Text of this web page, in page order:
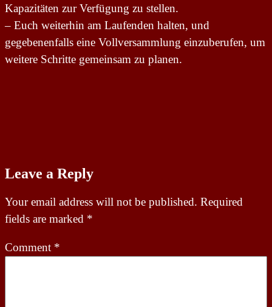
Kapazitäten zur Verfügung zu stellen.
– Euch weiterhin am Laufenden halten, und
gegebenenfalls eine Vollversammlung einzuberufen, um
weitere Schritte gemeinsam zu planen.
Leave a Reply
Your email address will not be published. Required
fields are marked *
Comment *